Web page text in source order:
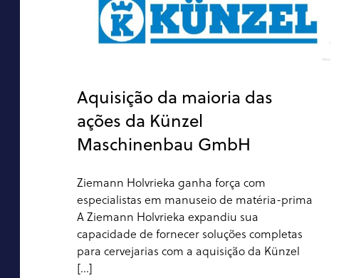
Aquisição da maioria das
ações da Künzel
Maschinenbau GmbH
Ziemann Holvrieka ganha força com
especialistas em manuseio de matéria-prima
A Ziemann Holvrieka expandiu sua
capacidade de fornecer soluções completas
para cervejarias com a aquisição da Künzel
[...]